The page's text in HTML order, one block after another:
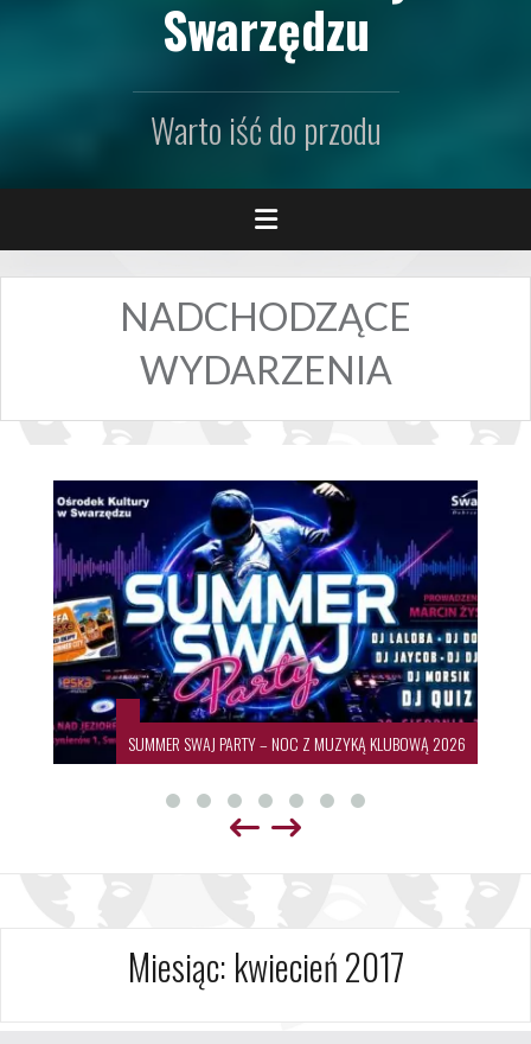
Swarzędzu
Warto iść do przodu
NADCHODZĄCE
WYDARZENIA
SUMMER SWAJ PARTY – NOC Z MUZYKĄ KLUBOWĄ 2026
Miesiąc: kwiecień 2017